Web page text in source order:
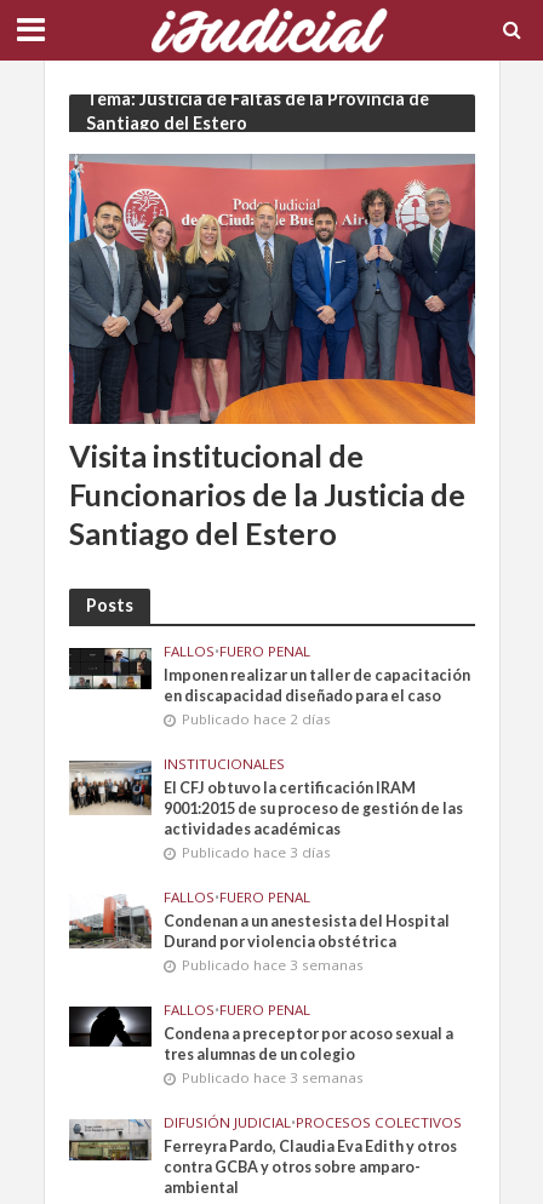
Tema: Justicia de Faltas de la Provincia de
Santiago del Estero
Visita institucional de
Funcionarios de la Justicia de
Santiago del Estero
Posts
FALLOS•FUERO PENAL
Imponen realizar un taller de capacitación
en discapacidad diseñado para el caso
Publicado hace 2 días
INSTITUCIONALES
El CFJ obtuvo la certificación IRAM
9001:2015 de su proceso de gestión de las
actividades académicas
Publicado hace 3 días
FALLOS•FUERO PENAL
Condenan a un anestesista del Hospital
Durand por violencia obstétrica
Publicado hace 3 semanas
FALLOS•FUERO PENAL
Condena a preceptor por acoso sexual a
tres alumnas de un colegio
Publicado hace 3 semanas
DIFUSIÓN JUDICIAL •PROCESOS COLECTIVOS
Ferreyra Pardo, Claudia Eva Edith y otros
contra GCBA y otros sobre amparo-
ambiental